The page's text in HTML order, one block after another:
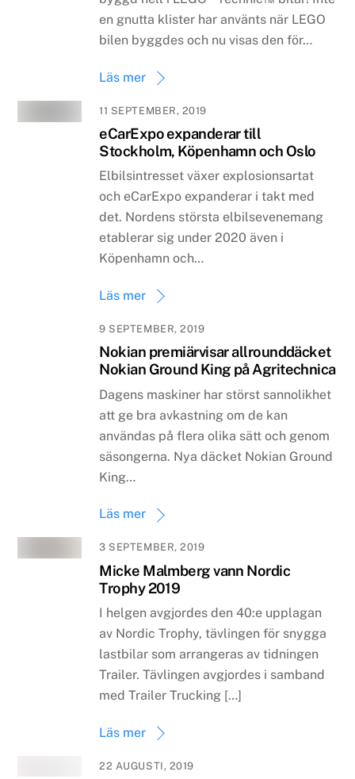
en gnutta klister har använts när LEGO
bilen byggdes och nu visas den för…
Läs mer
11 SEPTEMBER, 2019
eCarExpo expanderar till
Stockholm, Köpenhamn och Oslo
Elbilsintresset växer explosionsartat
och eCarExpo expanderar i takt med
det. Nordens största elbilsevenemang
etablerar sig under 2020 även i
Köpenhamn och…
Läs mer
9 SEPTEMBER, 2019
Nokian premiärvisar allrounddäcket
Nokian Ground King på Agritechnica
Dagens maskiner har störst sannolikhet
att ge bra avkastning om de kan
användas på flera olika sätt och genom
säsongerna. Nya däcket Nokian Ground
King…
Läs mer
3 SEPTEMBER, 2019
Micke Malmberg vann Nordic
Trophy 2019
I helgen avgjordes den 40:e upplagan
av Nordic Trophy, tävlingen för snygga
lastbilar som arrangeras av tidningen
Trailer. Tävlingen avgjordes i samband
med Trailer Trucking […]
Läs mer
22 AUGUSTI, 2019